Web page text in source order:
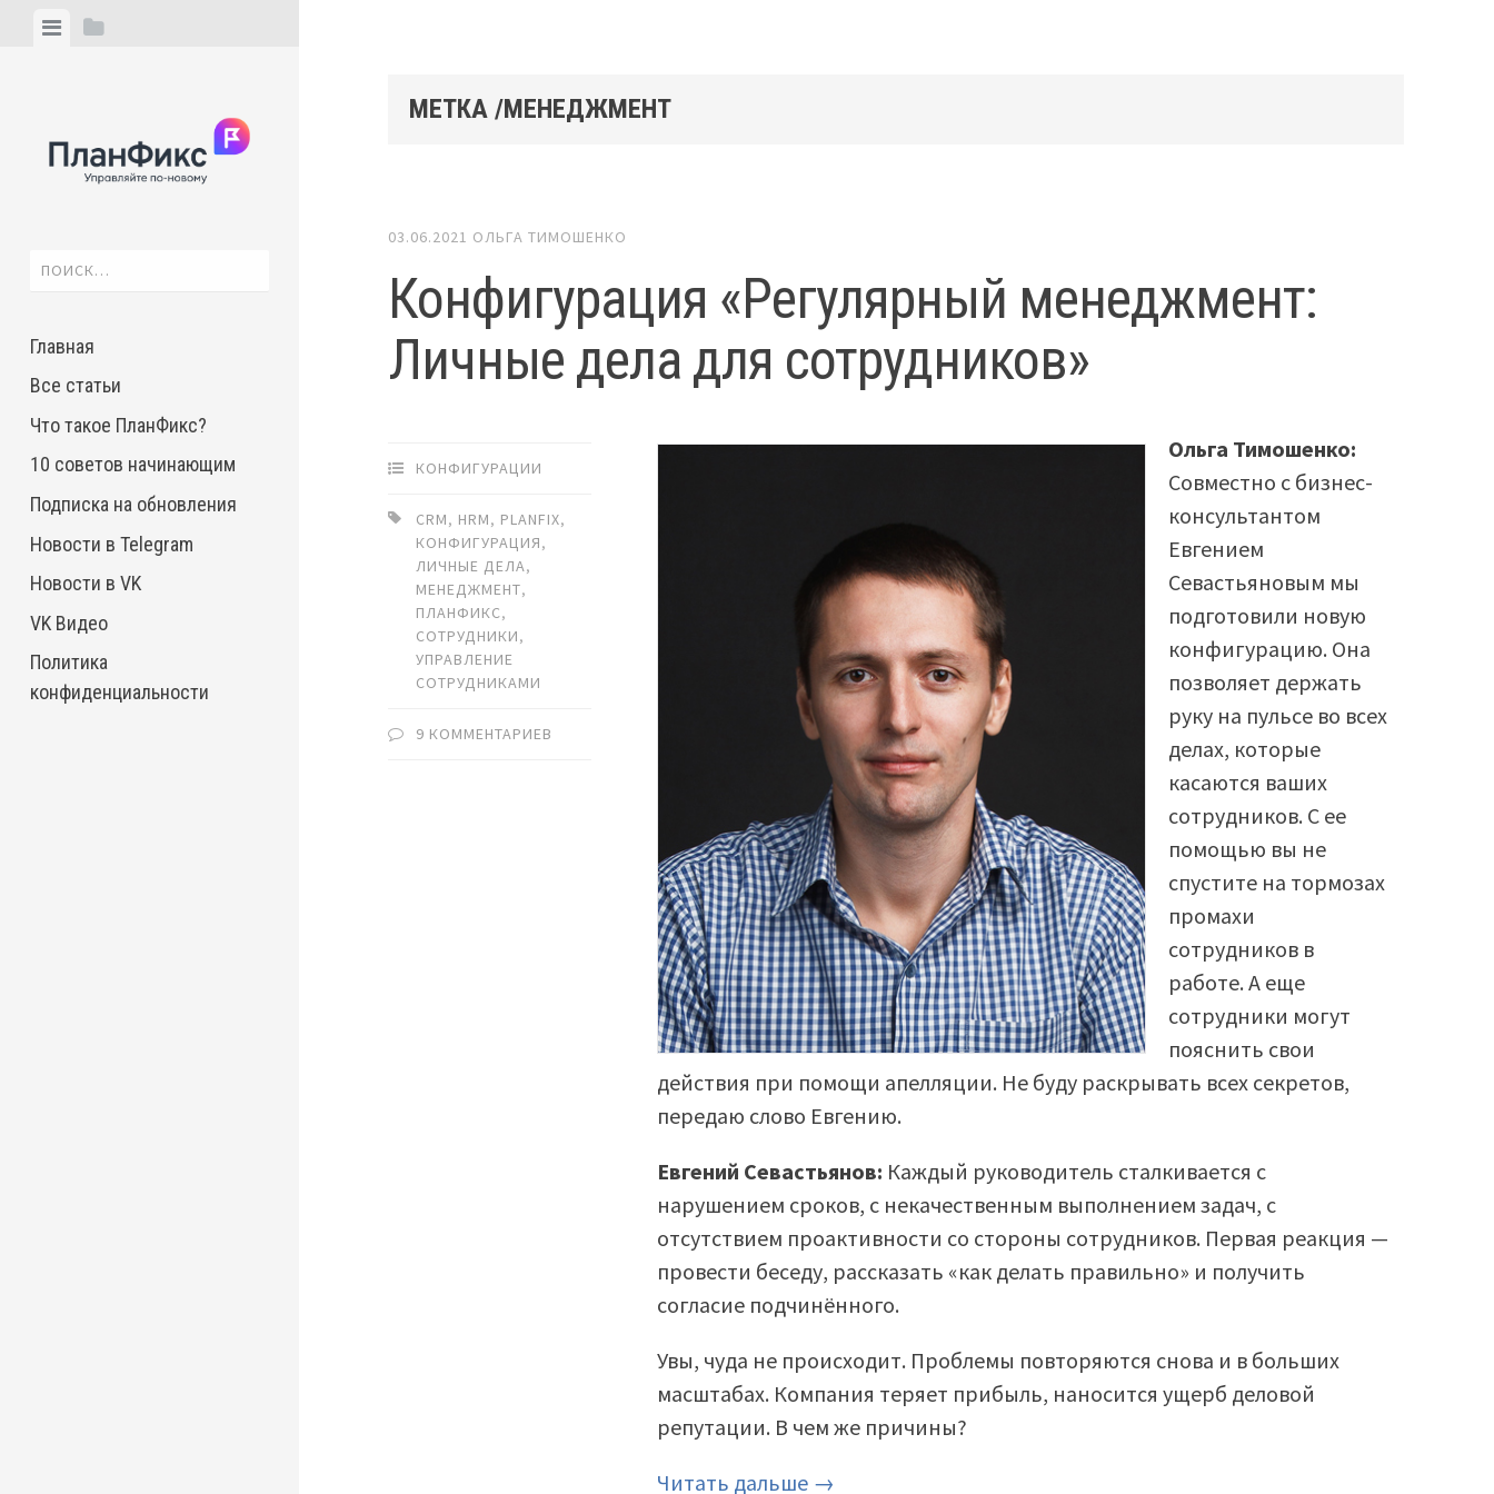
ViewView
Найти:
Главная
Все статьи
Что такое ПланФикс?
10 советов начинающим
Подписка на обновления
Новости в Telegram
Новости в VK
VK Видео
Политика
конфиденциальности
МЕТКА /МЕНЕДЖМЕНТ
03.06.2021 ОЛЬГА ТИМОШЕНКО
Конфигурация «Регулярный менеджмент:
Личные дела для сотрудников»
КОНФИГУРАЦИИ
CRM, HRM, PLANFIX,
КОНФИГУРАЦИЯ,
ЛИЧНЫЕ ДЕЛА,
МЕНЕДЖМЕНТ,
ПЛАНФИКС,
СОТРУДНИКИ,
УПРАВЛЕНИЕ
СОТРУДНИКАМИ
9 КОММЕНТАРИЕВ
Ольга Тимошенко:
Совместно с бизнес-
консультантом
Евгением
Севастьяновым мы
подготовили новую
конфигурацию. Она
позволяет держать
руку на пульсе во всех
делах, которые
касаются ваших
сотрудников. С ее
помощью вы не
спустите на тормозах
промахи
сотрудников в
работе. А еще
сотрудники могут
пояснить свои
действия при помощи апелляции. Не буду раскрывать всех секретов,
передаю слово Евгению.
Евгений Севастьянов: Каждый руководитель сталкивается с
нарушением сроков, с некачественным выполнением задач, с
отсутствием проактивности со стороны сотрудников. Первая реакция —
провести беседу, рассказать «как делать правильно» и получить
согласие подчинённого.
Увы, чуда не происходит. Проблемы повторяются снова и в больших
масштабах. Компания теряет прибыль, наносится ущерб деловой
репутации. В чем же причины?
Читать дальше →